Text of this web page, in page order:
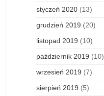
styczeń 2020 (13)
grudzień 2019 (20)
listopad 2019 (10)
październik 2019 (10)
wrzesień 2019 (7)
sierpień 2019 (5)